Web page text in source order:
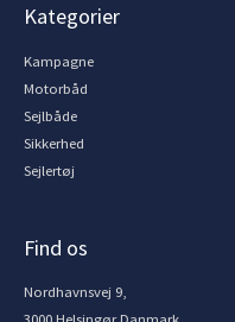
Kategorier
Kampagne
Motorbåd
Sejlbåde
Sikkerhed
Sejlertøj
Find os
Nordhavnsvej 9,